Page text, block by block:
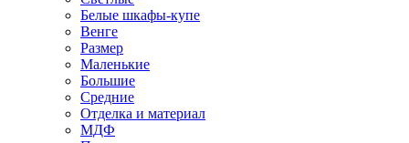
Белые шкафы-купе
Венге
Размер
Маленькие
Большие
Средние
Отделка и материал
МДФ